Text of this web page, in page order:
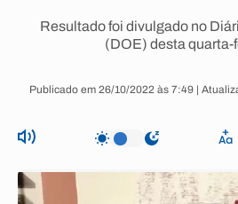
Resultado foi divulgado no
(DOE) desta quarta-
Publicado em 26/10/2022 às 7:49 |